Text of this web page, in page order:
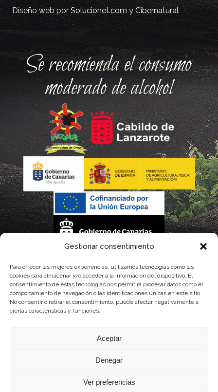
Gestionar consentimiento
Para ofrecer las mejores experiencias, utilizamos tecnologías como las
cookies para almacenar y/o acceder a la información del dispositivo. El
consentimiento de estas tecnologías nos permitirá procesar datos como el
comportamiento de navegación o las identificaciones únicas en este sitio.
No consentir o retirar el consentimiento, puede afectar negativamente a
ciertas características y funciones.
Aceptar
Denegar
Ver preferencias
Diseño web porSolucionet.com yCibernatural
Se recomienda el consumo
moderado de alcohol
parcialmente, por el Gobierno de Canarias
con fondos provenientes del presupuesto de gastos del Instituto Canario de
Calidad Agroalimentaria